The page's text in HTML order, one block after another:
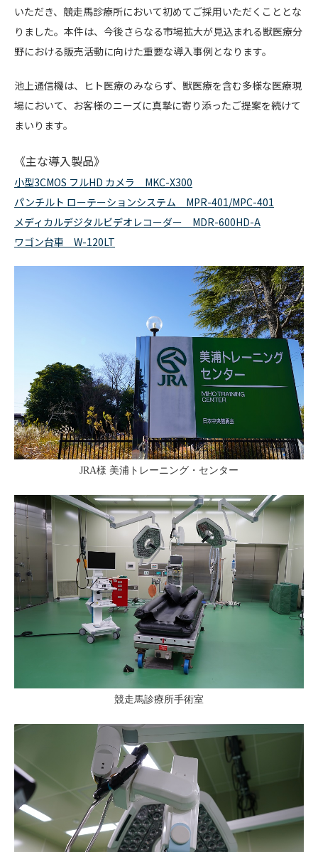
いただき、競走馬診療所において初めてご採用いただくこととな
りました。本件は、今後さらなる市場拡大が見込まれる獣医療分
野における販売活動に向けた重要な導入事例となります。
池上通信機は、ヒト医療のみならず、獣医療を含む多様な医療現
場において、お客様のニーズに真摯に寄り添ったご提案を続けて
まいります。
《主な導入製品》
小型3CMOS フルHD カメラ MKC-X300
パンチルト ローテーションシステム MPR-401/MPC-401
メディカルデジタルビデオレコーダー MDR-600HD-A
ワゴン台車 W-120LT
JRA様 美浦トレーニング・センター
競走馬診療所手術室